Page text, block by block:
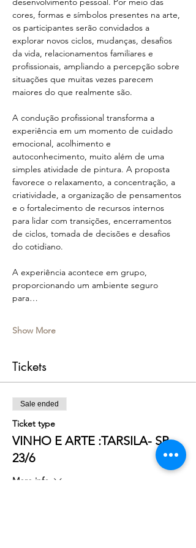
cores, formas e símbolos presentes na arte,
os participantes serão convidados a
explorar novos ciclos, mudanças, desafios
da vida, relacionamentos familiares e
profissionais, ampliando a percepção sobre
situações que muitas vezes parecem
maiores do que realmente são.
A condução profissional transforma a
experiência em um momento de cuidado
emocional, acolhimento e
autoconhecimento, muito além de uma
simples atividade de pintura. A proposta
favorece o relaxamento, a concentração, a
criatividade, a organização de pensamentos
e o fortalecimento de recursos internos
para lidar com transições, encerramentos
de ciclos, tomada de decisões e desafios
do cotidiano.
A experiência acontece em grupo,
proporcionando um ambiente seguro
para…
Show More
Tickets
Sale ended
Ticket type
VINHO E ARTE :TARSILA- SP
23/6
More info